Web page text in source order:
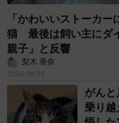
「かわいいストーカ
猫 最後は飼い主にダ
親子」と反響
梨木 香奈
2026.08.06
がん
乗り